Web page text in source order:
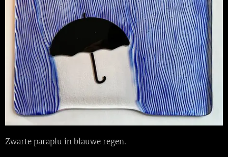
Zwarte paraplu in blauwe regen.